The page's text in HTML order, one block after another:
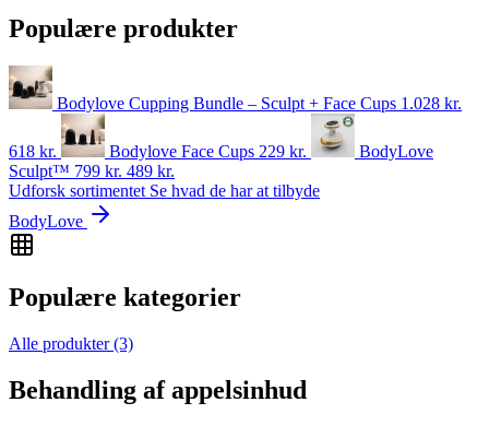
Populære produkter
Bodylove Cupping Bundle – Sculpt + Face Cups 1.028 kr.
618 kr. Bodylove Face Cups 229 kr.
BodyLove
Sculpt™ 799 kr. 489 kr.
Udforsk sortimentet Se hvad de har at tilbyde
BodyLove
Populære kategorier
Alle produkter(3)
Behandling af appelsinhud